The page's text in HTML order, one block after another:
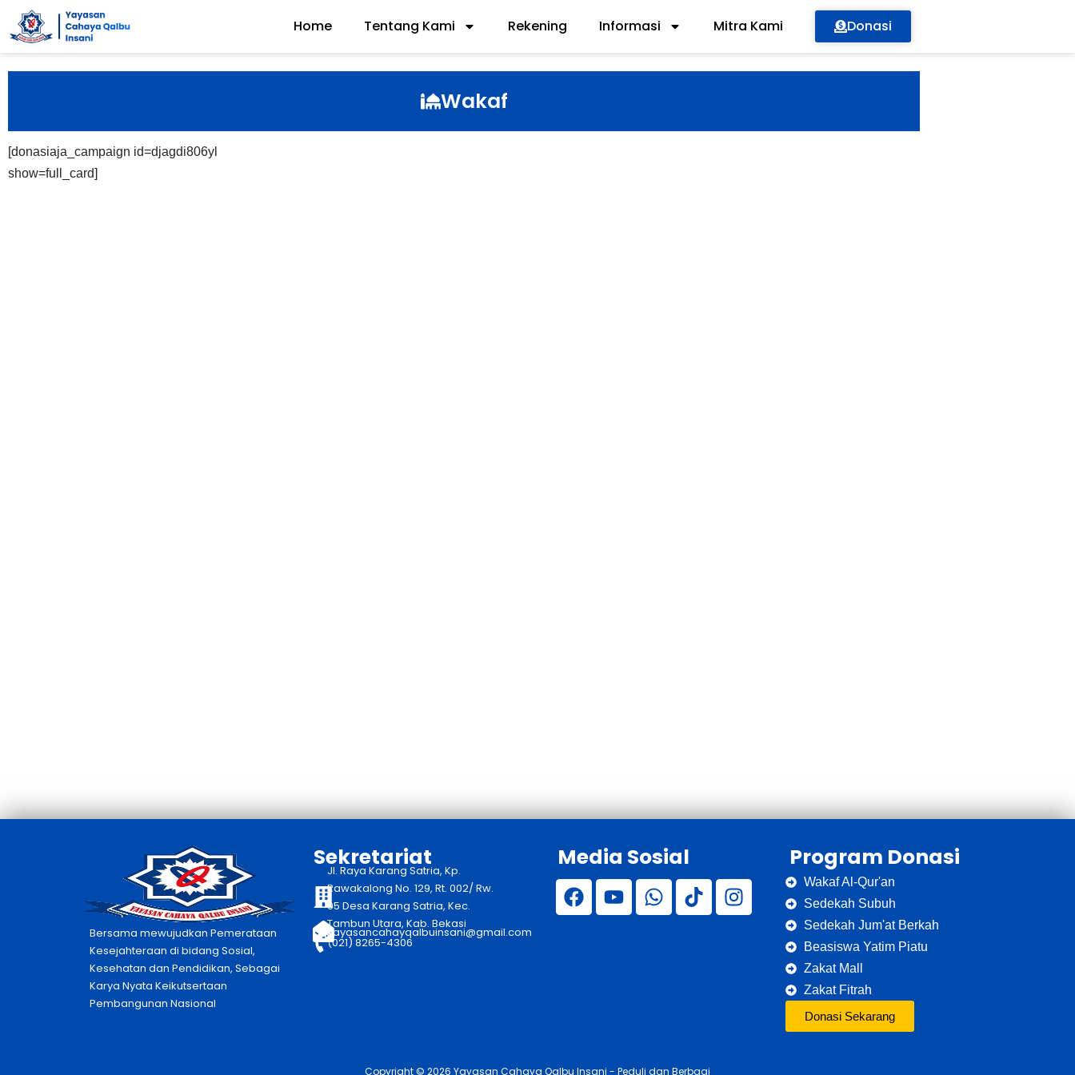
Skip
Home Tentang Kami Rekening Informasi Mitra Kami Donasi
Wakaf
[donasiaja_campaign id=djagdi806yl
show=full_card]
Bersama mewujudkan Pemerataan
Kesejahteraan di bidang Sosial,
Kesehatan dan Pendidikan, Sebagai
Karya Nyata Keikutsertaan
Pembangunan Nasional
Sekretariat
Jl. Raya Karang Satria, Kp.
Rawakalong No. 129, Rt. 002/ Rw.
05 Desa Karang Satria, Kec.
Tambun Utara, Kab. Bekasi
yayasancahayqalbuinsani@gmail.com
(021) 8265-4306
Media Sosial Program Donasi
Wakaf Al-Qur'an
Sedekah Subuh
Sedekah Jum'at Berkah
Beasiswa Yatim Piatu
Zakat Mall
Zakat Fitrah
Donasi Sekarang
Copyright © 2026 Yayasan Cahaya Qalbu Insani - Peduli dan Berbagi